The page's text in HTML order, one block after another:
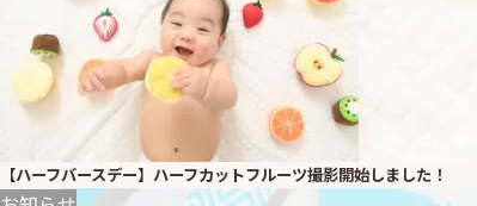
【ハーフバースデー】ハーフカットフルーツ撮影開始しました！